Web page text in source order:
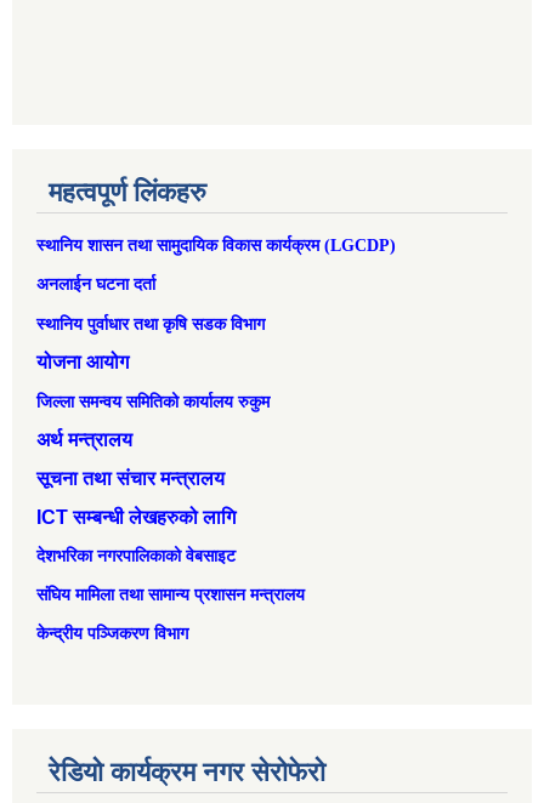
महत्वपूर्ण लिंकहरु
स्थानिय शासन तथा सामुदायिक विकास कार्यक्रम (LGCDP)
अनलाईन घटना दर्ता
स्थानिय पुर्वाधार तथा कृषि सडक विभाग
योजना आयोग
जिल्ला समन्वय समितिको कार्यालय रुकुम
अर्थ मन्त्रालय
सूचना तथा संचार मन्त्रालय
ICT सम्बन्धी लेखहरुको लागि
देशभरिका नगरपालिकाको वेबसाइट
संघिय मामिला तथा सामान्‍य प्रशासन मन्त्रालय
केन्द्रीय पञ्जिकरण विभाग
रेडियो कार्यक्रम नगर सेरोफेरो